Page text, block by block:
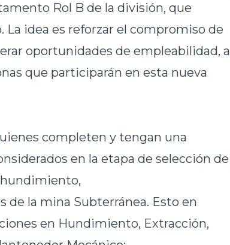
Rol B de la división, que
idea es reforzar el compromiso de
oportunidades de empleabilidad, a
que participarán en esta nueva
completen y tengan una
en la etapa de selección de
hundimiento,
la mina Subterránea. Esto en
en Hundimiento, Extracción,